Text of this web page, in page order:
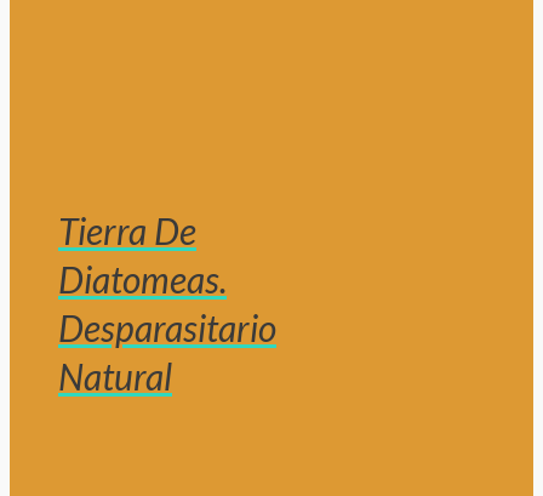
Tierra De
Diatomeas.
Desparasitario
Natural